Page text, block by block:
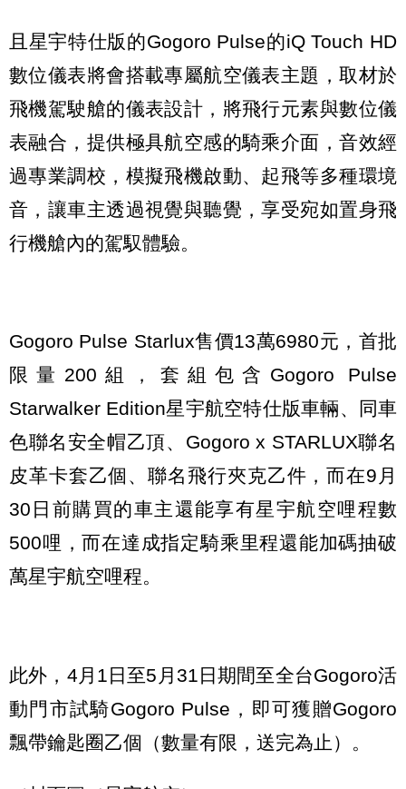
且星宇特仕版的Gogoro Pulse的iQ Touch HD
數位儀表將會搭載專屬航空儀表主題，取材於
飛機駕駛艙的儀表設計，將飛行元素與數位儀
表融合，提供極具航空感的騎乘介面，音效經
過專業調校，模擬飛機啟動、起飛等多種環境
音，讓車主透過視覺與聽覺，享受宛如置身飛
行機艙內的駕馭體驗。
Gogoro Pulse Starlux售價13萬6980元，首批
限量200組，套組包含Gogoro Pulse
Starwalker Edition星宇航空特仕版車輛、同車
色聯名安全帽乙頂、Gogoro x STARLUX聯名
皮革卡套乙個、聯名飛行夾克乙件，而在9月
30日前購買的車主還能享有星宇航空哩程數
500哩，而在達成指定騎乘里程還能加碼抽破
萬星宇航空哩程。
此外，4月1日至5月31日期間至全台Gogoro活
動門市試騎Gogoro Pulse，即可獲贈Gogoro
飄帶鑰匙圈乙個（數量有限，送完為止）。